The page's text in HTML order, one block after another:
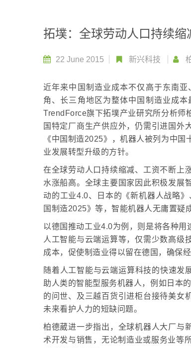
拓墣：全球劳动人口持续
22 June 2015 新兴科技
近年来中国制造业成本不仅高于东南
角、长三角地区为整体中国制造业成
TrendForce旗下拓墣产业研究所分析师
国特定厂商生产供应外，仍需引进国外
《中国制造2025》，机器人被列为中
业发展转型升级的方针。
在全球劳动人口持续缩减、工资不断上
水涨船高。全球主要国家因此积极发展
动的工业4.0、日本的《新机器人战略
国制造2025》等，智能机器人无庸置疑
以德国推动工业4.0为例，则是将各种用
人工智能与云端运算等，仅需少数高级
成本，促使制造业得以留在德国，确保
随着人工智能与云端运算科技的快速发
助人类的智能型服务机器人，例如日本
的问世、及三越百货引进柜台接待美女
未来看护人力的短缺问题。
柏德葳进一步指出，全球机器人大厂与
术开发与销售，无论制造业或服务业等